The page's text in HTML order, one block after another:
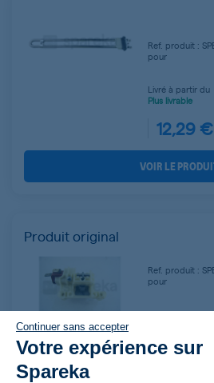
Continuer sans accepter
Votre expérience sur
Spareka
Ref. produit :
pour
Livré à partir du
Plus livrable
12,29 €
VOIR LE
Produit original
Ref. produit :
pour
Livré à partir du
9,27 €